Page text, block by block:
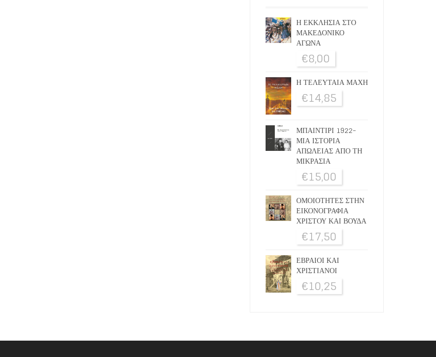
Η ΕΚΚΛΗΣΙΑ ΣΤΟ
ΜΑΚΕΔΟΝΙΚΟ
ΑΓΩΝΑ
€8,00
Η ΤΕΛΕΥΤΑΙΑ ΜΑΧΗ
€14,85
ΜΠΑΙΝΤΙΡΙ 1922-
ΜΙΑ ΙΣΤΟΡΙΑ
ΑΠΩΛΕΙΑΣ ΑΠΟ ΤΗ
ΜΙΚΡΑΣΙΑ
€15,00
ΟΜΟΙΟΤΗΤΕΣ ΣΤΗΝ
ΕΙΚΟΝΟΓΡΑΦΙΑ
ΧΡΙΣΤΟΥ ΚΑΙ ΒΟΥΔΑ
€17,50
ΕΒΡΑΙΟΙ ΚΑΙ
ΧΡΙΣΤΙΑΝΟΙ
€10,25